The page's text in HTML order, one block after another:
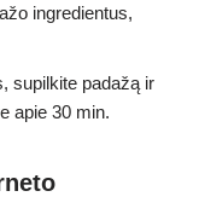
ingredientus,
supilkite padažą ir
apie 30 min.